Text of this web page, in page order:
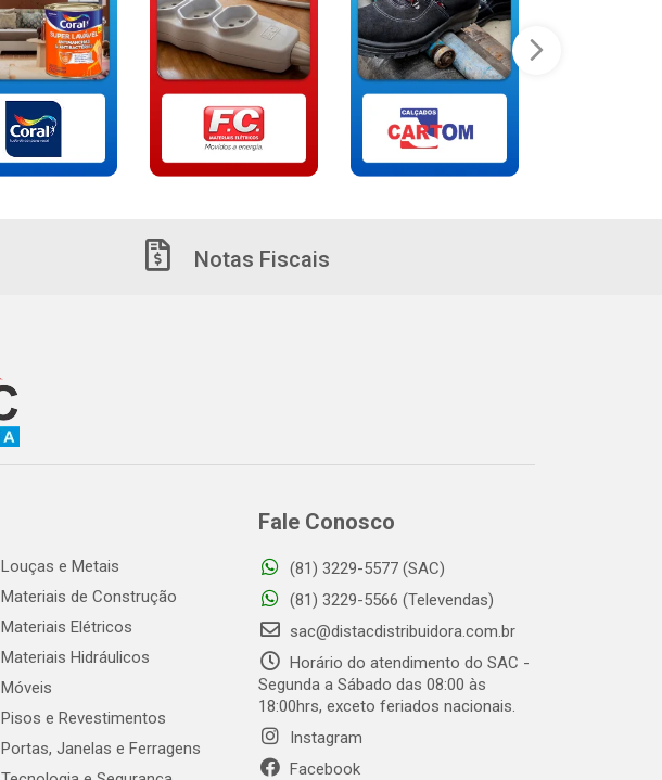
Notas Fiscais
Louças e Metais
Materiais de Construção
Materiais Elétricos
Materiais Hidráulicos
Móveis
Pisos e Revestimentos
Portas, Janelas e Ferragens
Fale Conosco
(81) 3229-5577 (SAC)
(81) 3229-5566 (Televendas)
sac@distacdistribuidora.com.br
Horário do atendimento do SAC -
Segunda a Sábado das 08:00 às
18:00hrs, exceto feriados nacionais.
Instagram
Facebook